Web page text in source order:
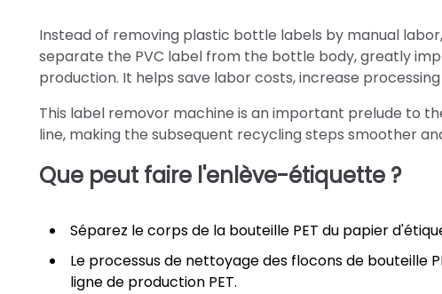
Instead of removing plastic bottle labels by manual
separate the PVC label from the bottle body, greatly
production. It helps save labor costs, increase
This label removor machine is an important prelude to
line, making the subsequent recycling steps smoother
Que peut faire l'enlève-étiquette ?
Séparez le corps de la bouteille PET du papier
Le processus de nettoyage des flocons de bouteille
ligne de production PET.